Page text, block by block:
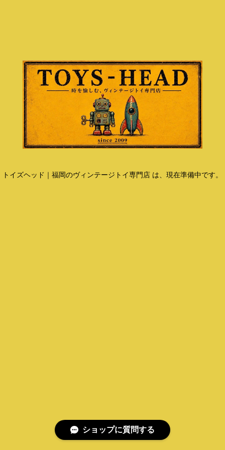
トイズヘッド｜福岡のヴィンテージトイ専門店 は、現在準備中です。
ショップに質問する